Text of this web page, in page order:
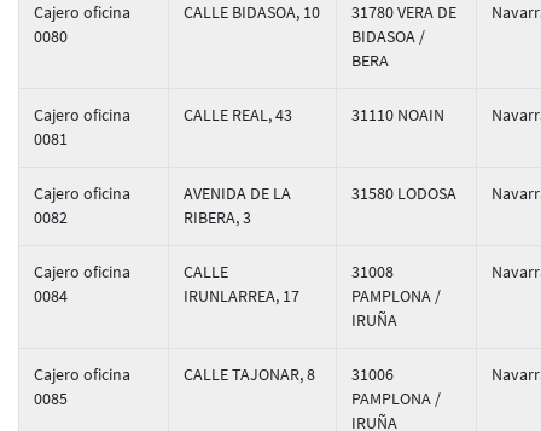
Cajero oficina
0080
CALLE BIDASOA, 10
31780 VERA DE
BIDASOA /
BERA
Cajero oficina
0081
CALLE REAL, 43 31110 NOAIN
Cajero oficina
0082
AVENIDA DE LA
RIBERA, 3
31580 LODOSA
Cajero oficina
0084
CALLE
IRUNLARREA, 17
31008
PAMPLONA /
IRUÑA
Cajero oficina
0085
CALLE TAJONAR, 8
31006
PAMPLONA /
IRUÑA